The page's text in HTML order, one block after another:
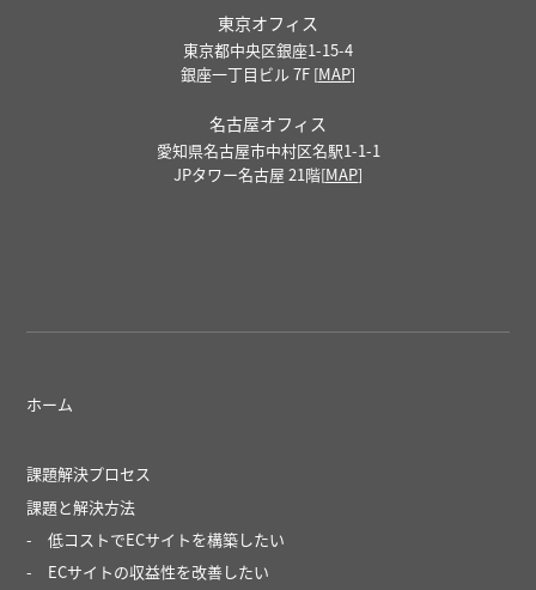
東京オフィス
東京都中央区銀座1-15-4
銀座一丁目ビル 7F [MAP]
名古屋オフィス
愛知県名古屋市中村区名駅1-1-1
JPタワー名古屋 21階[MAP]
ホーム
課題解決プロセス
課題と解決方法
低コストでECサイトを構築したい
ECサイトの収益性を改善したい